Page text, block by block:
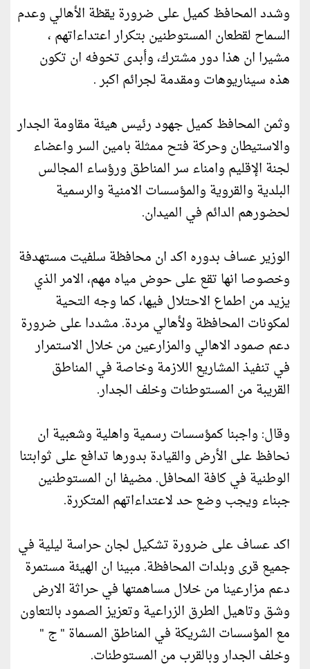
وشدد المحافظ كميل على ضرورة يقظة الأهالي وعدم
السماح لقطعان المستوطنين بتكرار اعتداءاتهم ،
مشيرا ان هذا دور مشترك، وأبدى تخوفه ان تكون
هذه سيناريوهات ومقدمة لجرائم اكبر .
وثمن المحافظ كميل جهود رئيس هيئة مقاومة الجدار
والاستيطان وحركة فتح ممثلة بامين السر واعضاء
لجنة الإقليم وامناء سر المناطق ورؤساء المجالس
البلدية والقروية والمؤسسات الامنية والرسمية
لحضورهم الدائم في الميدان.
الوزير عساف بدوره اكد ان محافظة سلفيت مستهدفة
وخصوصا انها تقع على حوض مياه مهم، الامر الذي
يزيد من اطماع الاحتلال فيها، كما وجه التحية
لمكونات المحافظة ولأهالي مردة. مشددا على ضرورة
دعم صمود الاهالي والمزارعين من خلال الاستمرار
في تنفيذ المشاريع اللازمة وخاصة في المناطق
القريبة من المستوطنات وخلف الجدار.
وقال: واجبنا كمؤسسات رسمية واهلية وشعبية ان
نحافظ على الأرض والقيادة بدورها تدافع على ثوابتنا
الوطنية في كافة المحافل. مضيفا ان المستوطنين
جبناء ويجب وضع حد لاعتداءاتهم المتكررة.
اكد عساف على ضرورة تشكيل لجان حراسة ليلية في
جميع قرى وبلدات المحافظة. مبينا ان الهيئة مستمرة
دعم مزارعينا من خلال مساهمتها في حراثة الارض
وشق وتاهيل الطرق الزراعية وتعزيز الصمود بالتعاون
مع المؤسسات الشريكة في المناطق المسماة " ج "
وخلف الجدار وبالقرب من المستوطنات.